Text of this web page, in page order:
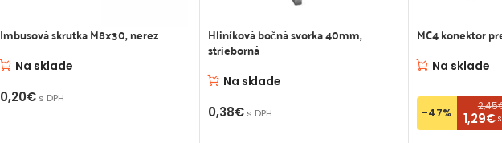
Imbusová skrutka M8x30, nerez
Na sklade
0,20€s DPH
Hliníková bočná svorka 40mm,
strieborná
Na sklade
0,38€ s DPH
MC4 konektor
Na sklade
-47% 1,29€